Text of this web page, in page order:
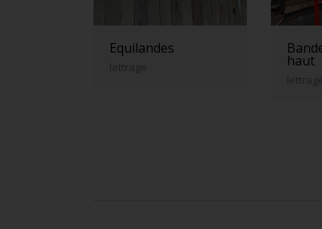
Equilandes
lettrage haut
lettrage